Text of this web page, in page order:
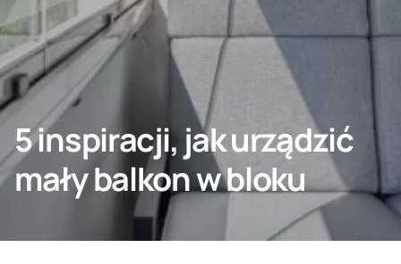
Architekt/deweloper
Firma
SKONTAKTUJ SIĘ Z NAMI
5 inspiracji, jak urządzić
mały balkon w bloku